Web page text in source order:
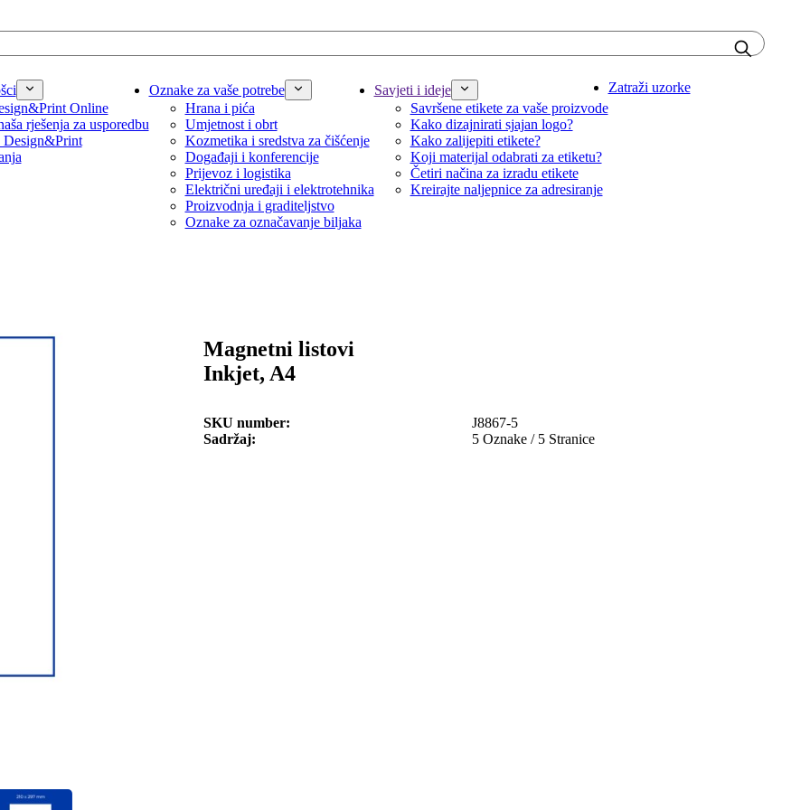
Online
rješenja za usporedbu
Design&Print
Oznake za vaše potrebe
Hrana i pića
Umjetnost i obrt
Kozmetika i sredstva za čišćenje
Događaji i konferencije
Prijevoz i logistika
Električni uređaji i elektrotehnika
Proizvodnja i graditeljstvo
Oznake za označavanje biljaka
Savjeti i ideje
Savršene etikete za vaše proizvode
Kako dizajnirati sjajan logo?
Kako zalijepiti etikete?
Koji materijal odabrati za etiketu?
Četiri načina za izradu etikete
Kreirajte naljepnice za adresiranje
Zatraži uzorke
Magnetni listovi
Inkjet, A4
SKU number
J8867-5
Sadržaj
5 Oznake / 5 Stranice